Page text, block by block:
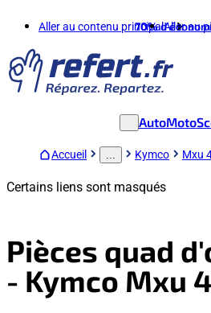
Aller au contenu principalAller au
70%
AutoMoto
Accueil Kymco Mxu
Certains liens sont masqués
Pièces quad
- Kymco Mxu